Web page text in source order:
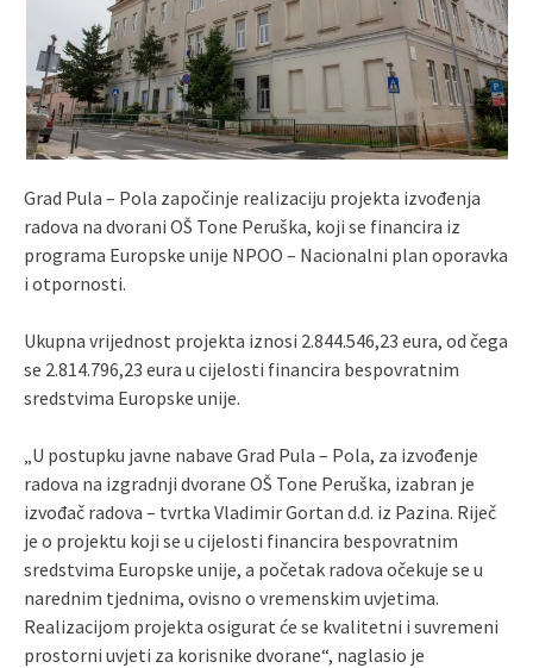
Grad Pula – Pola započinje realizaciju projekta izvođenja
radova na dvorani OŠ Tone Peruška, koji se financira iz
programa Europske unije NPOO – Nacionalni plan oporavka
i otpornosti.
Ukupna vrijednost projekta iznosi 2.844.546,23 eura, od čega
se 2.814.796,23 eura u cijelosti financira bespovratnim
sredstvima Europske unije.
„U postupku javne nabave Grad Pula – Pola, za izvođenje
radova na izgradnji dvorane OŠ Tone Peruška, izabran je
izvođač radova – tvrtka Vladimir Gortan d.d. iz Pazina. Riječ
je o projektu koji se u cijelosti financira bespovratnim
sredstvima Europske unije, a početak radova očekuje se u
narednim tjednima, ovisno o vremenskim uvjetima.
Realizacijom projekta osigurat će se kvalitetni i suvremeni
prostorni uvjeti za korisnike dvorane“, naglasio je